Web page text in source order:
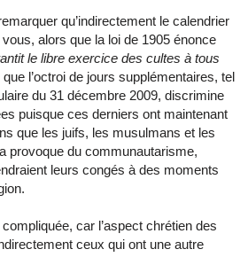
qu’indirectement le calendrier
alors que la loi de 1905 énonce
le libre exercice des cultes à tous
que l’octroi de jours supplémentaires, tel
du 31 décembre 2009, discrimine
puisque ces derniers ont maintenant
que les juifs, les musulmans et les
provoque du communautarisme,
leurs congés à des moments
car l’aspect chrétien des
ceux qui ont une autre